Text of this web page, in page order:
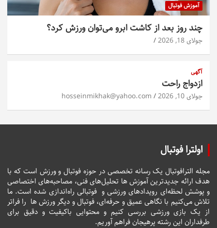
آموزش فوتبال
چند روز بعد از کاشت ابرو می‌توان ورزش کرد؟
جولای 18, 2026
آگهی
ازدواج راحت
جولای 10, 2026 hosseinmikhak@yahoo.com
اولترا فوتبال
مجله الترافوتبال یک رسانه تخصصی در حوزه فوتبال و ورزش است که با
هدف ارائه جدیدترین آموزش ها تحلیل‌های فنی، مصاحبه‌های اختصاصی
و پوشش لحظه‌ای رویدادهای ورزشی و فوتبالی راه‌اندازی شده است. ما
تلاش می‌کنیم با نگاهی عمیق و حرفه‌ای، فوتبال و دیگر ورزش ها را فراتر
از یک بازی ورزشی بررسی کنیم و محتوایی باکیفیت و دقیق برای
طرفداران این رشته پرهیجان فراهم آوریم.